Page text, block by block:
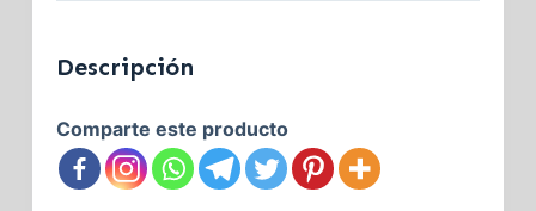
Descripción
Comparte este producto